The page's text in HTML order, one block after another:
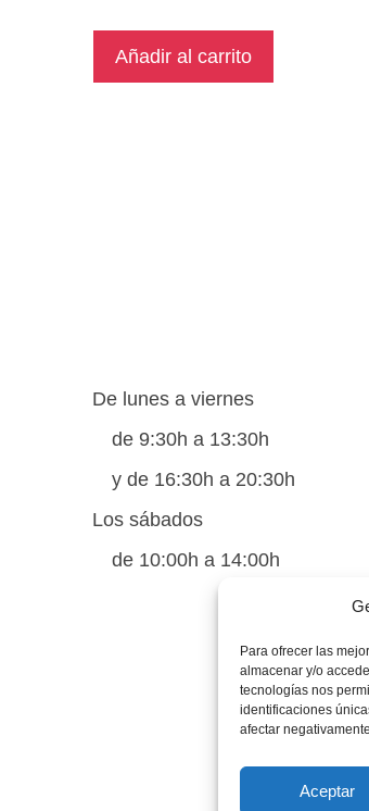
Para ofrecer las
almacenar y/o
tecnologías nos
identificaciones
afectar
Aceptar
Añadir al carrito
De lunes a viernes
de 9:30h a 13:30h
y de 16:30h a 20:30h
Los sábados
de 10:00h a 14:00h